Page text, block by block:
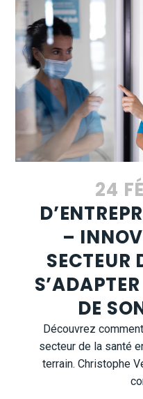
24
–
SECTEUR
DE
Découvrez
secteur de la santé
terrain. Christophe